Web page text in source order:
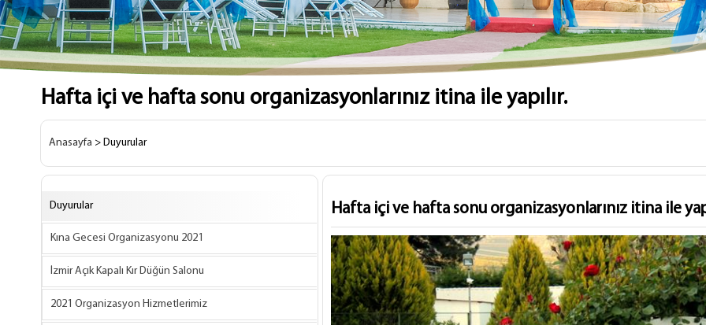
Hafta içi ve hafta sonu organizasyonlarınız itina ile yapılır.
Anasayfa > Duyurular
Duyurular
Kına Gecesi Organizasyonu 2021
İzmir Açık Kapalı Kır Düğün Salonu
2021 Organizasyon Hizmetlerimiz
Hafta içi ve hafta sonu organizasyonlarınız itina ile